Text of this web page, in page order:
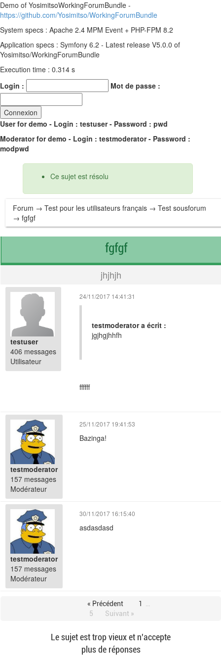
Demo of YosimitsoWorkingForumBundle -
https://github.com/Yosimitso/WorkingForumBundle
System specs : Apache 2.4 MPM Event + PHP-FPM 8.2
Application specs : Symfony 6.2 - Latest release V5.0.0 of
Yosimitso/WorkingForumBundle
Execution time : 0.314 s
Login :
Mot de passe :
User for demo - Login : testuser - Password : pwd
Moderator for demo - Login : testmoderator - Password :
modpwd
Ce sujet est résolu
Forum → Test pour les utilisateurs français → Test sousforum
→ fgfgf
fgfgf
jhjhjh
testuser
406 messages
Utilisateur
24/11/2017 14:41:31
testmoderator a écrit :
jgjhgjhhfh
ffffff
testmoderator
157 messages
Modérateur
25/11/2017 19:41:53
Bazinga!
testmoderator
157 messages
Modérateur
30/11/2017 16:15:40
asdasdasd
« Précédent 1
5
Suivant »
Le sujet est trop vieux et n'accepte
plus de réponses